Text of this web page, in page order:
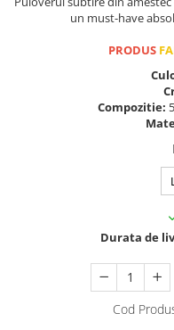
un must-have
PRODUS
Compozitie:
Durata de
Cod